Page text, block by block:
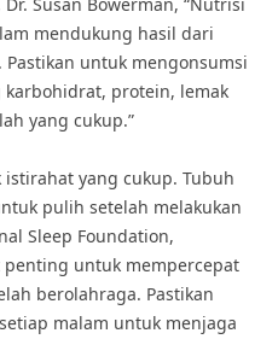
mendukung hasil dari
untuk mengonsumsi
protein, lemak
yang cukup.”
yang cukup. Tubuh
pulih setelah melakukan
Sleep Foundation,
untuk mempercepat
berolahraga. Pastikan
malam untuk menjaga